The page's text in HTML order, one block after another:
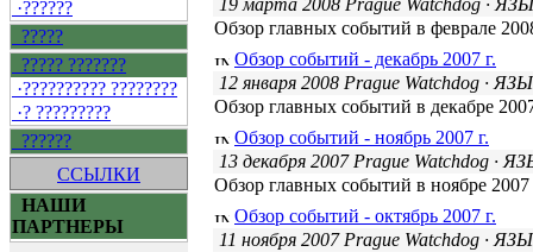
·??????
?????
????? ???????
·?????????? ????????
·? ?????????
??????
ССЫЛКИ
НАШИ
ПАРТНЕРЫ
19 марта 2008 Prague Watchdog ·
Обзор главных событий в феврале
Обзор событий - декабрь 2007 г.
12 января 2008 Prague Watchdog ·
Обзор главных событий в декабре
Обзор событий - ноябрь 2007 г.
13 декабря 2007 Prague Watchdog ·
Обзор главных событий в ноябре
Обзор событий - октябрь 2007 г.
11 ноября 2007 Prague Watchdog ·